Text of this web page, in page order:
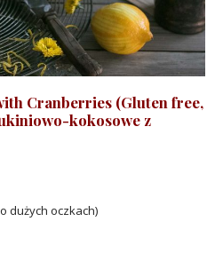
Cranberries (Gluten free,
kokosowe z
dużych oczkach)